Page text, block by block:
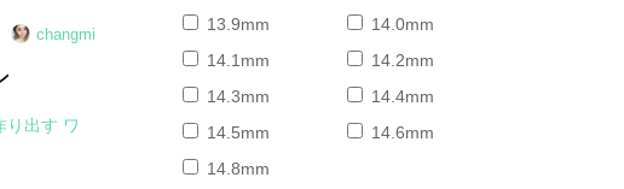
changmi
り出す ワ
13.9mm
14.0mm
14.1mm
14.2mm
14.3mm
14.4mm
14.5mm
14.6mm
14.8mm